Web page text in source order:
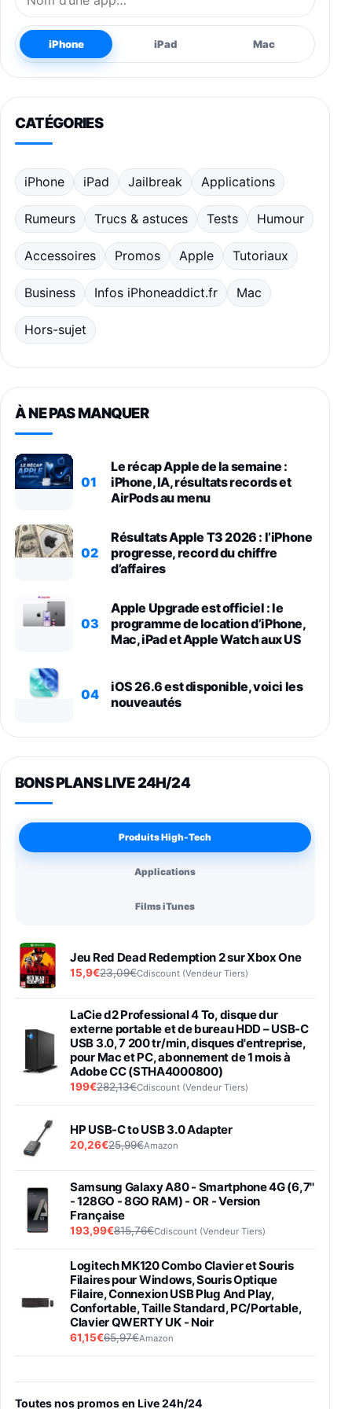
iPhone iPad Mac
CATÉGORIES
iPhone iPad Jailbreak Applications
Rumeurs Trucs & astuces Tests Humour
Accessoires Promos Apple Tutoriaux
Business Infos iPhoneaddict.fr Mac
Hors-sujet
À NE PAS MANQUER
01
Le récap Apple de la semaine :
iPhone, IA, résultats records et
AirPods au menu
02
Résultats Apple T3 2026 : l’iPhone
progresse, record du chiffre
d’affaires
03
Apple Upgrade est officiel : le
programme de location d’iPhone,
Mac, iPad et Apple Watch aux US
04
iOS 26.6 est disponible, voici les
nouveautés
BONS PLANS LIVE 24H/24
Produits High-Tech
Applications
Films iTunes
Jeu Red Dead Redemption 2 sur Xbox One
15,9€23,09€Cdiscount (Vendeur Tiers)
LaCie d2 Professional 4 To, disque dur
externe portable et de bureau HDD – USB-C
USB 3.0, 7 200 tr/min, disques d'entreprise,
pour Mac et PC, abonnement de 1 mois à
Adobe CC (STHA4000800)
199€282,13€Cdiscount (Vendeur Tiers)
HP USB-C to USB 3.0 Adapter
20,26€25,99€Amazon
Samsung Galaxy A80 - Smartphone 4G (6,7''
- 128GO - 8GO RAM) - OR - Version
Française
193,99€815,76€Cdiscount (Vendeur Tiers)
Logitech MK120 Combo Clavier et Souris
Filaires pour Windows, Souris Optique
Filaire, Connexion USB Plug And Play,
Confortable, Taille Standard, PC/Portable,
Clavier QWERTY UK - Noir
61,15€65,97€Amazon
entraénement direct 3 vitesses (33-45-78
trs/min) avec pre-ampli intégré et port USB
Toutes nos promos en Live 24h/24